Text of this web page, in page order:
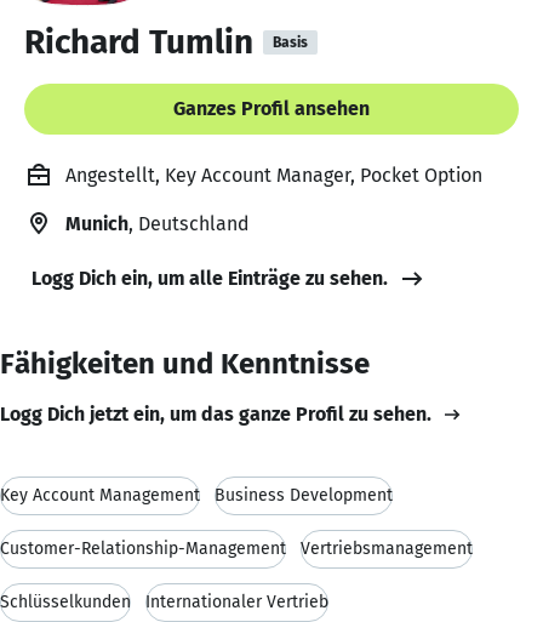
Richard Tumlin Basis
Ganzes Profil ansehen
Angestellt, Key Account Manager, Pocket Option
Munich, Deutschland
Logg Dich ein, um alle Einträge zu sehen.
Fähigkeiten und Kenntnisse
Logg Dich jetzt ein, um das ganze Profil zu sehen.
Key Account Management Business Development
Customer-Relationship-Management Vertriebsmanagement
Schlüsselkunden Internationaler Vertrieb